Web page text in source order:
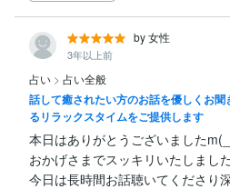
by 女性
3年以上前
占い > 占い全般
話して癒されたい方のお話を優しくお
るリラックスタイムをご提供します
本日はありがとうございました
おかげさまでスッキリいたしまし
今日は長時間お話聴いてくださり